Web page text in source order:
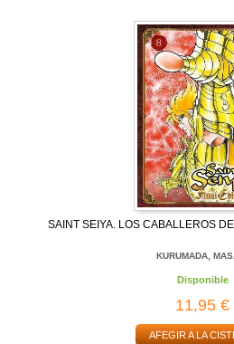
SAINT SEIYA. LOS CABALLEROS
KURUMADA,
Disponible
11,95 €
AFEGIR A LA